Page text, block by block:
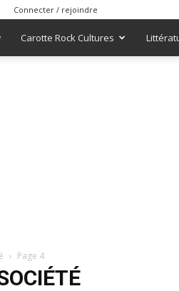
Connecter / rejoindre
Carotte Rock Cultures
Page 4